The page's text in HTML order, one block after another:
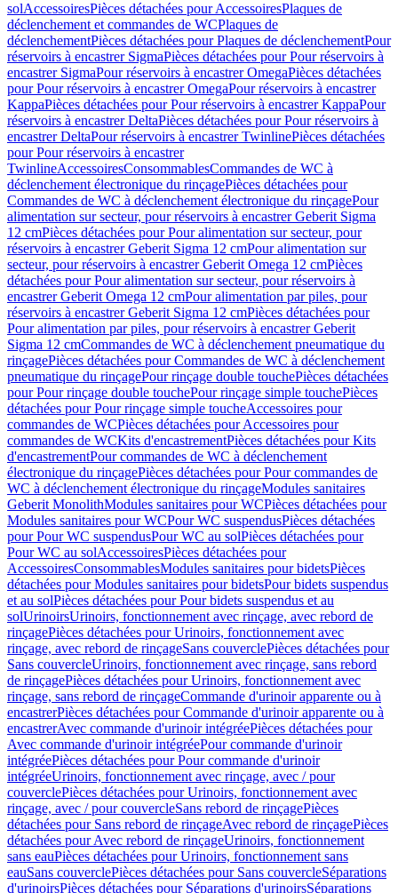
solAccessoiresPièces détachées pour AccessoiresPlaques de
déclenchement et commandes de WCPlaques de
déclenchementPièces détachées pour Plaques de déclenchementPour
réservoirs à encastrer SigmaPièces détachées pour Pour réservoirs à
encastrer SigmaPour réservoirs à encastrer OmegaPièces détachées
pour Pour réservoirs à encastrer OmegaPour réservoirs à encastrer
KappaPièces détachées pour Pour réservoirs à encastrer KappaPour
réservoirs à encastrer DeltaPièces détachées pour Pour réservoirs à
encastrer DeltaPour réservoirs à encastrer TwinlinePièces détachées
pour Pour réservoirs à encastrer
TwinlineAccessoiresConsommablesCommandes de WC à
déclenchement électronique du rinçagePièces détachées pour
Commandes de WC à déclenchement électronique du rinçagePour
alimentation sur secteur, pour réservoirs à encastrer Geberit Sigma
12 cmPièces détachées pour Pour alimentation sur secteur, pour
réservoirs à encastrer Geberit Sigma 12 cmPour alimentation sur
secteur, pour réservoirs à encastrer Geberit Omega 12 cmPièces
détachées pour Pour alimentation sur secteur, pour réservoirs à
encastrer Geberit Omega 12 cmPour alimentation par piles, pour
réservoirs à encastrer Geberit Sigma 12 cmPièces détachées pour
Pour alimentation par piles, pour réservoirs à encastrer Geberit
Sigma 12 cmCommandes de WC à déclenchement pneumatique du
rinçagePièces détachées pour Commandes de WC à déclenchement
pneumatique du rinçagePour rinçage double touchePièces détachées
pour Pour rinçage double touchePour rinçage simple touchePièces
détachées pour Pour rinçage simple toucheAccessoires pour
commandes de WCPièces détachées pour Accessoires pour
commandes de WCKits d'encastrementPièces détachées pour Kits
d'encastrementPour commandes de WC à déclenchement
électronique du rinçagePièces détachées pour Pour commandes de
WC à déclenchement électronique du rinçageModules sanitaires
Geberit MonolithModules sanitaires pour WCPièces détachées pour
Modules sanitaires pour WCPour WC suspendusPièces détachées
pour Pour WC suspendusPour WC au solPièces détachées pour
Pour WC au solAccessoiresPièces détachées pour
AccessoiresConsommablesModules sanitaires pour bidetsPièces
détachées pour Modules sanitaires pour bidetsPour bidets suspendus
et au solPièces détachées pour Pour bidets suspendus et au
solUrinoirsUrinoirs, fonctionnement avec rinçage, avec rebord de
rinçagePièces détachées pour Urinoirs, fonctionnement avec
rinçage, avec rebord de rinçageSans couverclePièces détachées pour
Sans couvercleUrinoirs, fonctionnement avec rinçage, sans rebord
de rinçagePièces détachées pour Urinoirs, fonctionnement avec
rinçage, sans rebord de rinçageCommande d'urinoir apparente ou à
encastrerPièces détachées pour Commande d'urinoir apparente ou à
encastrerAvec commande d'urinoir intégréePièces détachées pour
Avec commande d'urinoir intégréePour commande d'urinoir
intégréePièces détachées pour Pour commande d'urinoir
intégréeUrinoirs, fonctionnement avec rinçage, avec / pour
couverclePièces détachées pour Urinoirs, fonctionnement avec
rinçage, avec / pour couvercleSans rebord de rinçagePièces
détachées pour Sans rebord de rinçageAvec rebord de rinçagePièces
détachées pour Avec rebord de rinçageUrinoirs, fonctionnement
sans eauPièces détachées pour Urinoirs, fonctionnement sans
eauSans couverclePièces détachées pour Sans couvercleSéparations
d'urinoirsPièces détachées pour Séparations d'urinoirsSéparations